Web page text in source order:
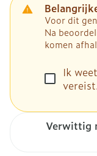
Voor dit
Na
komen
Ik
Verwittig